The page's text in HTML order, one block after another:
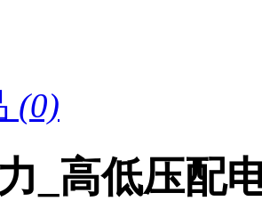
(0)
_高低压配